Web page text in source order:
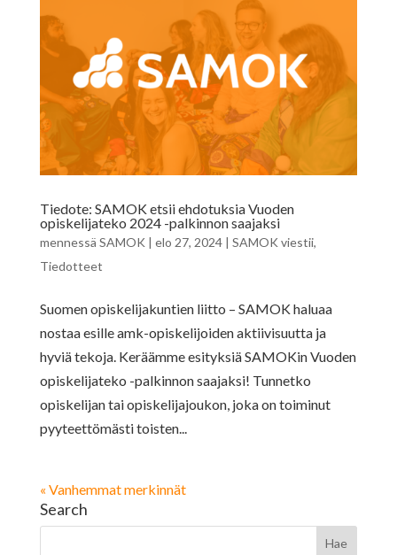
Tiedote: SAMOK etsii ehdotuksia Vuoden
opiskelijateko 2024 -palkinnon saajaksi
mennessä SAMOK | elo 27, 2024| SAMOK viestii,
Tiedotteet
Suomen opiskelijakuntien liitto – SAMOK haluaa
nostaa esille amk-opiskelijoiden aktiivisuutta ja
hyviä tekoja. Keräämme esityksiä SAMOKin Vuoden
opiskelijateko -palkinnon saajaksi! Tunnetko
opiskelijan tai opiskelijajoukon, joka on toiminut
pyyteettömästi toisten...
« Vanhemmat merkinnät
Search